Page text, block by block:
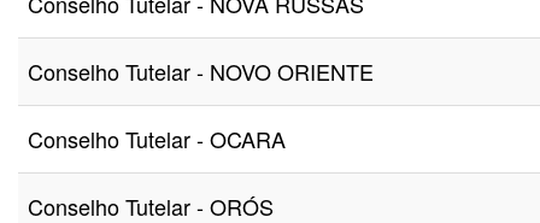
Conselho Tutelar - NOVO ORIENTE
Conselho Tutelar - OCARA
Conselho Tutelar - ORÓS